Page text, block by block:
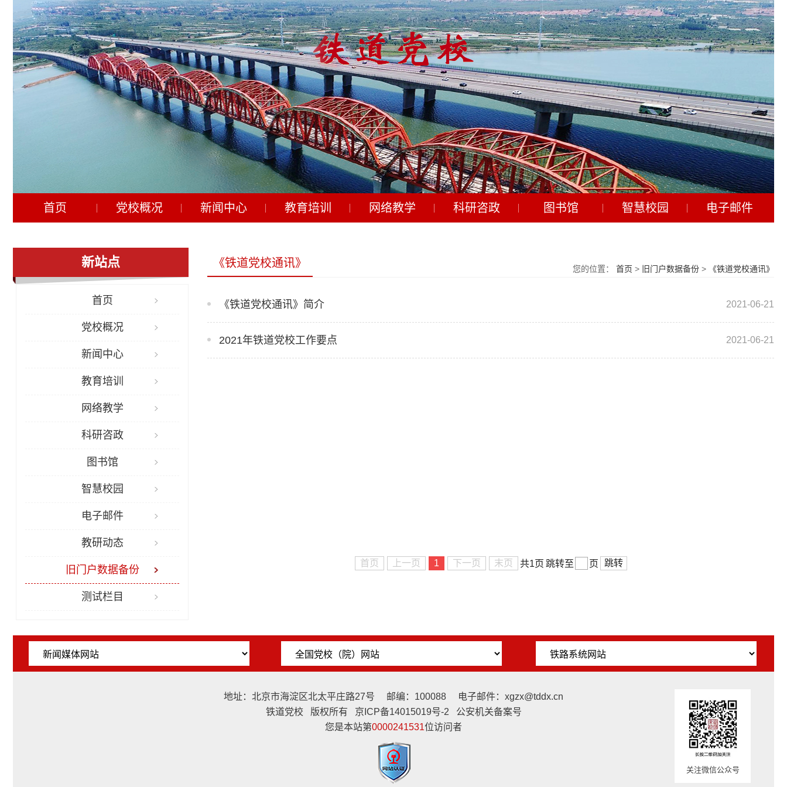
首页 党校概况 新闻中心 教育培训 网络教学 科研咨政 图书馆 智慧校园 电子邮件
新站点
首页
党校概况
新闻中心
教育培训
网络教学
科研咨政
图书馆
智慧校园
电子邮件
教研动态
旧门户数据备份
测试栏目
《铁道党校通讯》 您的位置： 首页 > 旧门户数据备份 > 《铁道党校通讯》
2021-06-21
《铁道党校通讯》简介
2021-06-21
2021年铁道党校工作要点
首页 上一页 1 下一页 末页 共1页 跳转至 页 跳转
地址：北京市海淀区北太平庄路27号 邮编：100088 电子邮件：xgzx@tddx.cn
铁道党校 版权所有 京ICP备14015019号-2 公安机关备案号
您是本站第0000241531位访问者
关注微信公众号